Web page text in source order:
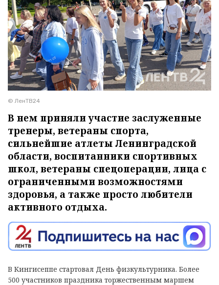
© ЛенТВ24
В нем приняли участие заслуженные
тренеры, ветераны спорта,
сильнейшие атлеты Ленинградской
области, воспитанники спортивных
школ, ветераны спецоперации, лица с
ограниченными возможностями
здоровья, а также просто любители
активного отдыха.
В Кингисеппе стартовал День физкультурника. Более
500 участников праздника торжественным маршем